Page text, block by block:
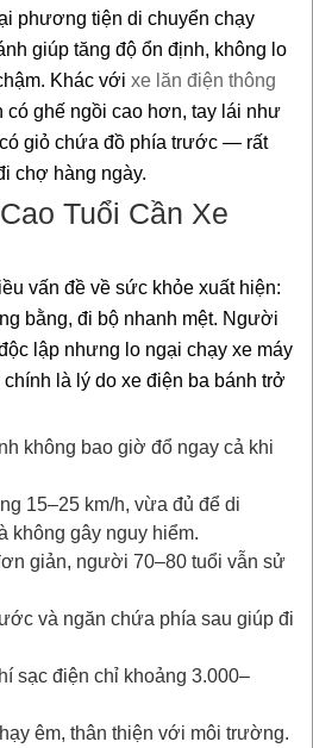
phương tiện di chuyển chạy
giúp tăng độ ổn định, không lo
Khác với xe lăn điện thông
có ghế ngồi cao hơn, tay lái như
giỏ chứa đồ phía trước — rất
chợ hàng ngày.
Tuổi Cần Xe
vấn đề về sức khỏe xuất hiện:
bằng, đi bộ nhanh mệt. Người
lập nhưng lo ngại chạy xe máy
là lý do xe điện ba bánh trở
không bao giờ đổ ngay cả khi
15–25 km/h, vừa đủ để di
không gây nguy hiểm.
giản, người 70–80 tuổi vẫn sử
và ngăn chứa phía sau giúp đi
sạc điện chỉ khoảng 3.000–
êm, thân thiện với môi trường.